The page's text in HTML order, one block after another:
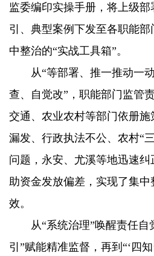
监委编印实操手册，将上级
引、典型案例下发至各职能
中整治的“实战工具箱”。
从“等部署、推一推动一动
查、自觉改”，职能部门监管
交通、农业农村等部门依册
漏发、行政执法不公、农村“
问题，永安、尤溪等地迅速
助资金发放偏差，实现了集
效。
从“系统治理”唤醒责任自
引”赋能精准监督，再到“‘四